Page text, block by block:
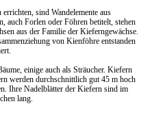
errichten, sind Wandelemente aus
auch Forlen oder Föhren betitelt, stehen
aus der Familie der Kieferngewächse.
von Kienföhre entstanden
einige auch als Sträucher. Kiefern
werden durchschnittlich gut 45 m hoch
Ihre Nadelblätter der Kiefern sind im
lang.